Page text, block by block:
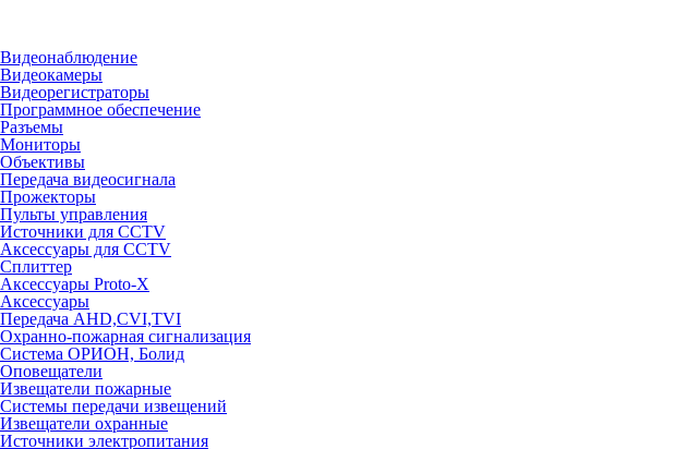
Видеонаблюдение
Видеокамеры
Видеорегистраторы
Программное обеспечение
Разъемы
Мониторы
Объективы
Передача видеосигнала
Прожекторы
Пульты управления
Источники для CCTV
Аксессуары для CCTV
Сплиттер
Аксессуары Proto-X
Аксессуары
Передача AHD,CVI,TVI
Охранно-пожарная сигнализация
Система ОРИОН, Болид
Оповещатели
Извещатели пожарные
Системы передачи извещений
Извещатели охранные
Источники электропитания